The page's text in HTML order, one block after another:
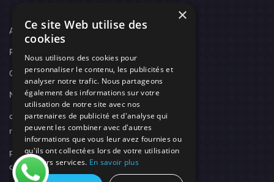
Actus
Recrutement
Contact
Nos techniciens
campagne-
recrutement
politique de
confidentialité
×
Ce site Web utilise des
cookies
Nous utilisons des cookies pour
personnaliser le contenu, les publicités et
analyser notre trafic. Nous partageons
également des informations sur votre
utilisation de notre site avec nos
partenaires de publicité et d'analyse qui
peuvent les combiner avec d'autres
informations que vous leur avez fournies ou
qu'ils ont collectées lors de votre utilisation
de leurs services. En savoir plus